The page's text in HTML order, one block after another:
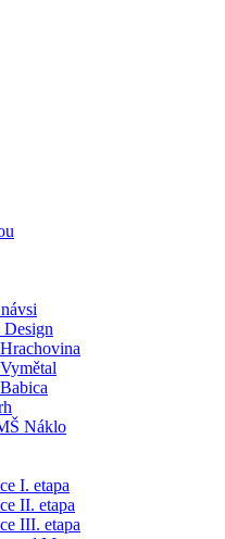
Náklo
I. etapa
II. etapa
III. etapa